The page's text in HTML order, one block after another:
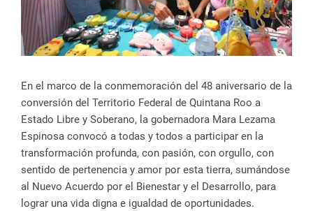
En el marco de la conmemoración del 48 aniversario de la
conversión del Territorio Federal de Quintana Roo a
Estado Libre y Soberano, la gobernadora Mara Lezama
Espinosa convocó a todas y todos a participar en la
transformación profunda, con pasión, con orgullo, con
sentido de pertenencia y amor por esta tierra, sumándose
al Nuevo Acuerdo por el Bienestar y el Desarrollo, para
lograr una vida digna e igualdad de oportunidades.